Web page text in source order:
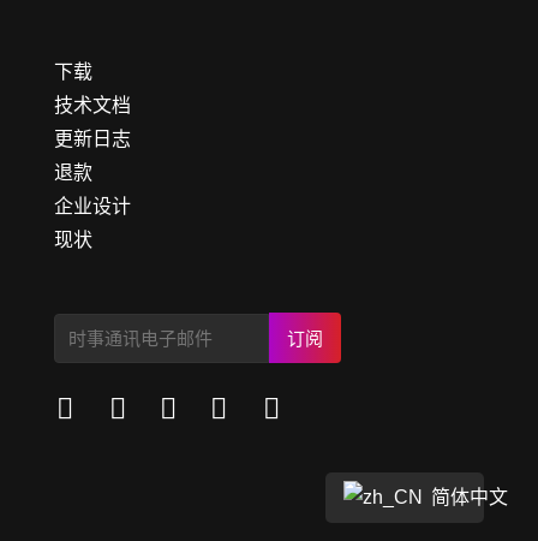
下载
技术文档
更新日志
退款
企业设计
现状
订阅
    
简体中文